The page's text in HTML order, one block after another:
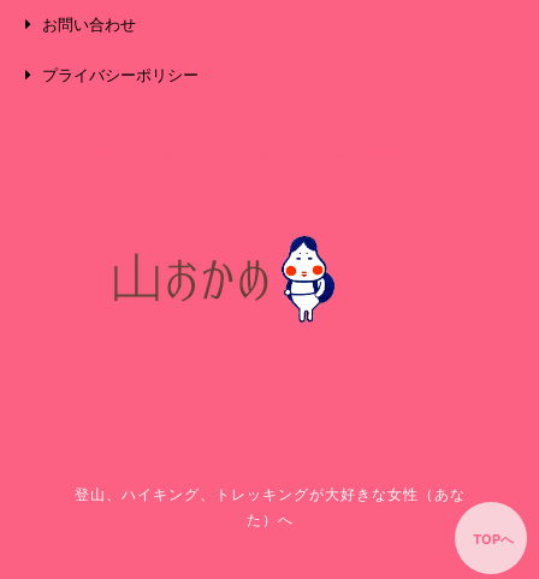
お問い合わせ
プライバシーポリシー
TOPへ
登山、ハイキング、トレッキングが大好きな女性（あな
た）へ